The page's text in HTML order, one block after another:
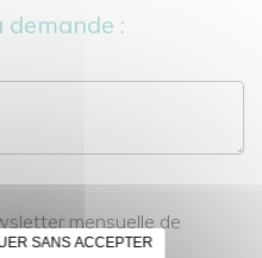
demande :
mensuelle de
SANS ACCEPTER